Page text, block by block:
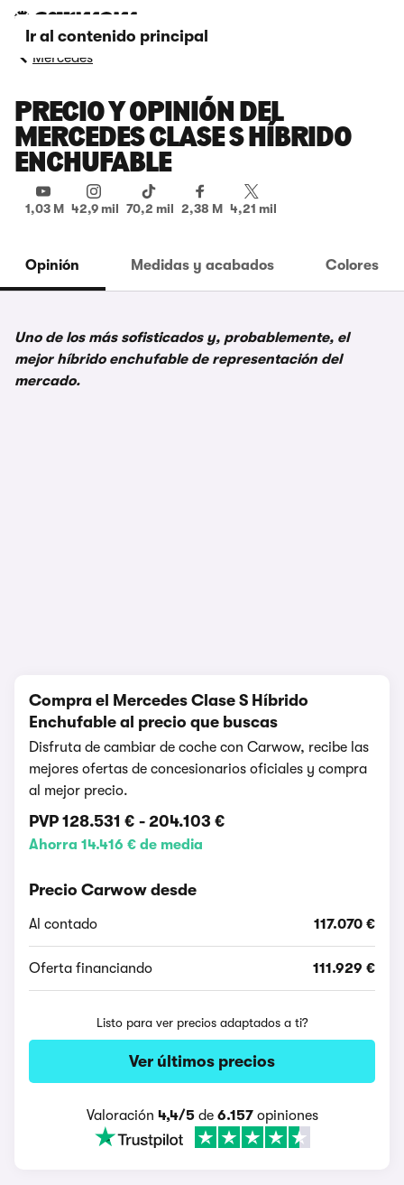
Ir al contenido principal
Mercedes
PRECIO Y OPINIÓN DEL
MERCEDES CLASE S HÍBRIDO
ENCHUFABLE
1,03 M 42,9 mil 70,2 mil 2,38 M 4,21 mil
Opinión Medidas y acabados Colores
Uno de los más sofisticados y, probablemente, el
mejor híbrido enchufable de representación del
mercado.
Compra el Mercedes Clase S Híbrido
Enchufable al precio que buscas
Disfruta de cambiar de coche con Carwow, recibe las
mejores ofertas de concesionarios oficiales y compra
al mejor precio.
PVP 128.531 € - 204.103 €
Ahorra 14.416 € de media
Precio Carwow desde
Al contado 117.070 €
Oferta financiando 111.929 €
Listo para ver precios adaptados a ti?
Ver últimos precios
Valoración 4,4/5de 6.157opiniones